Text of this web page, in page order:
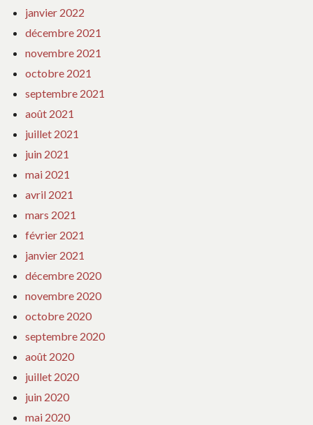
janvier 2022
décembre 2021
novembre 2021
octobre 2021
septembre 2021
août 2021
juillet 2021
juin 2021
mai 2021
avril 2021
mars 2021
février 2021
janvier 2021
décembre 2020
novembre 2020
octobre 2020
septembre 2020
août 2020
juillet 2020
juin 2020
mai 2020